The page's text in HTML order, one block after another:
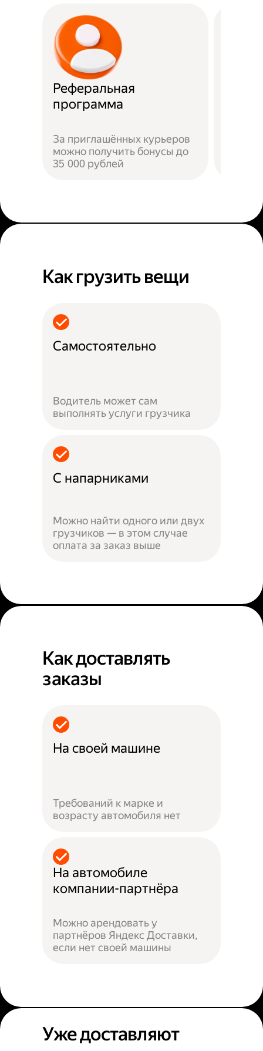
Реферальная
программа
За приглашённых курьеров
можно получить бонусы до
35 000 рублей
Как грузить вещи
Самостоятельно
Водитель может сам
выполнять услуги грузчика
С напарниками
Можно найти одного или двух
грузчиков — в этом случае
оплата за заказ выше
Как доставлять
заказы
На своей машине
Требований к марке и
возрасту автомобиля нет
На автомобиле
компании-партнёра
Можно арендовать у
партнёров Яндекс Доставки,
если нет своей машины
Уже доставляют